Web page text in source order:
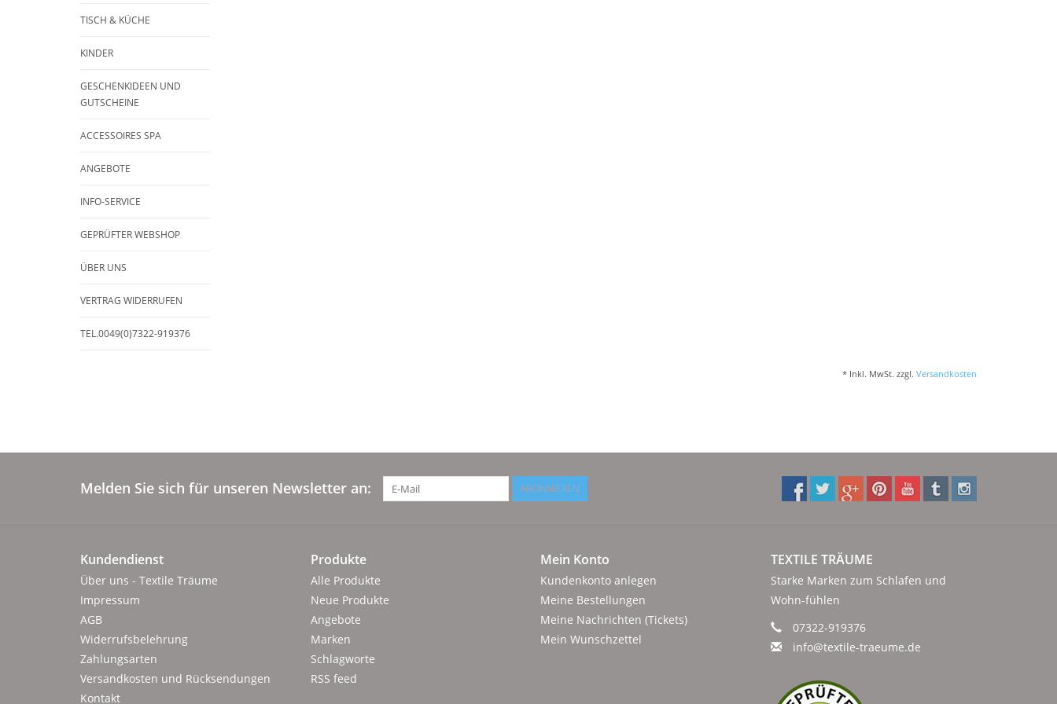
TISCH & KÜCHE
KINDER
GESCHENKIDEEN UND
GUTSCHEINE
ACCESSOIRES SPA
ANGEBOTE
INFO-SERVICE
GEPRÜFTER WEBSHOP
ÜBER UNS
VERTRAG WIDERRUFEN
TEL.0049(0)7322-919376
* Inkl. MwSt. zzgl. Versandkosten
Melden Sie sich für unseren Newsletter an: ABONNIEREN
Kundendienst
Über uns - Textile Träume
Impressum
AGB
Widerrufsbelehrung
Zahlungsarten
Versandkosten und Rücksendungen
Kontakt
Produkte
Alle Produkte
Neue Produkte
Angebote
Marken
Schlagworte
RSS feed
Mein Konto
Kundenkonto anlegen
Meine Bestellungen
Meine Nachrichten (Tickets)
Mein Wunschzettel
TEXTILE TRÄUME
Starke Marken zum Schlafen und
Wohn-fühlen
07322-919376
info@textile-traeume.de